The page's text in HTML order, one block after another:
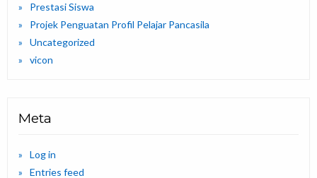
Prestasi Siswa
Projek Penguatan Profil Pelajar Pancasila
Uncategorized
vicon
Meta
Log in
Entries feed